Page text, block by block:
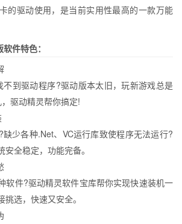
的驱动使用，是当前实用性最高的一款万能
件特色：
不到驱动程序?驱动版本太旧，玩新游戏总是
驱动精灵帮你搞定!
少各种.Net、VC运行库致使程序无法运行?
全稳定，功能完备。
软件?驱动精灵软件宝库帮你实现快速装机一
选，快速又安全。